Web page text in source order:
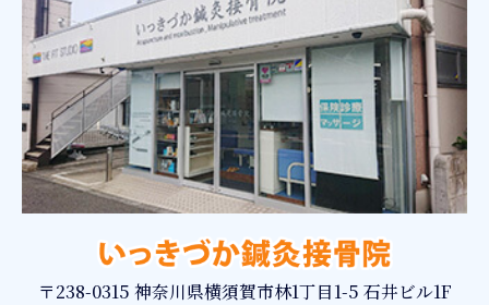
〒238-0315 神奈川県横須賀市林1丁目1-5 石井ビル1F